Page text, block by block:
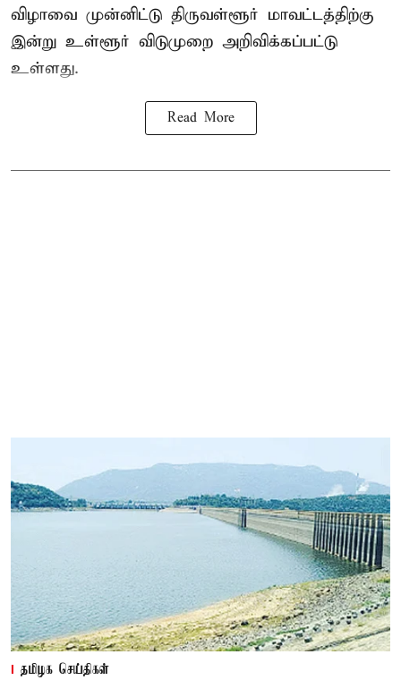
விழாவை முன்னிட்டு திருவள்ளூர் மாவட்டத்திற்கு
இன்று உள்ளூர் விடுமுறை அறிவிக்கப்பட்டு
உள்ளது.
Read More
தமிழக செய்திகள்